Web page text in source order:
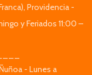
Providencia -
y Feriados 11:00 –
- Lunes a